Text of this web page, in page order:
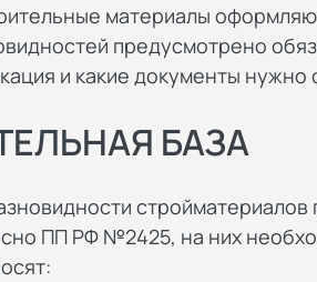
материалы
предусмотрено
и какие документы нужно
БАЗА
ПП РФ №2425, на них